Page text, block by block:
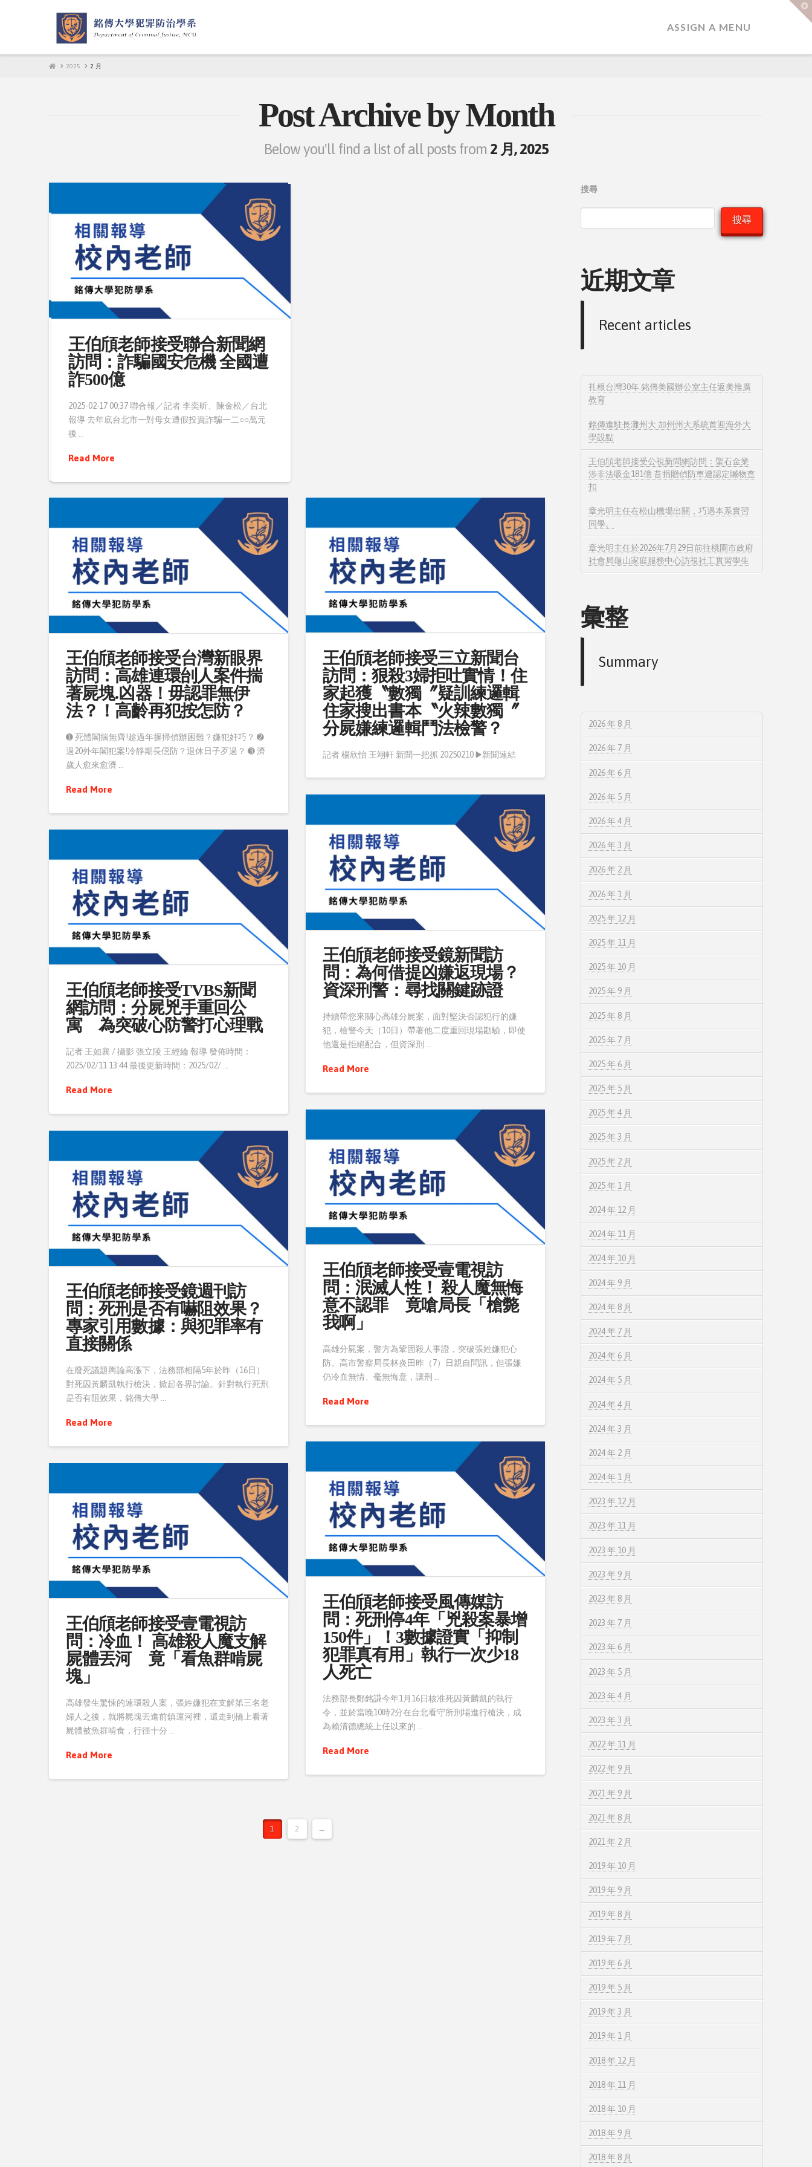
ASSIGN A MENU
HOME
2025 2 月
Post Archive by Month
Below you'll find a list of all posts from 2 月, 2025
王伯頎老師接受八大民生新
聞訪問：詐騙成國安危機 誆
投資貓空民宿
台灣詐騙猖獗，手法層出不窮，現在又傳出新招數！新
北市有名男子，日前誆稱要投資貓空民宿，邀約朋友一
起投資。朋友給了錢，沒想 …
Read More
王伯頎老師接受聯合新聞網
訪問：詐騙國安危機 全國遭
詐500億
2025-02-17 00:37 聯合報／記者 李奕昕、陳金松／台北
報導 去年底台北市一對母女遭假投資詐騙一二○○萬元
後 …
Read More
王伯頎老師接受台灣新眼界
訪問：高雄連環刣人案件揣
著屍塊.凶器！毋認罪無伊
法？！高齡再犯按怎防？
➊ 死體閣揣無齊!趁過年摒掃偵辦困難？嫌犯奸巧？ ➋
過20外年閣犯案!冷靜期長僫防？退休日子歹過？ ➌ 濟
歲人愈來愈濟 …
Read More
王伯頎老師接受三立新聞台
訪問：狠殺3婦拒吐實情！住
家起獲〝數獨〞疑訓練邏輯
住家搜出書本〝火辣數獨〞
分屍嫌練邏輯鬥法檢警？
記者 楊欣怡 王翊軒 新聞一把抓 20250210 ▶️新聞連結
王伯頎老師接受鏡新聞訪
問：為何借提凶嫌返現場？
資深刑警：尋找關鍵跡證
持續帶您來關心高雄分屍案，面對堅決否認犯行的嫌
犯，檢警今天（10日）帶著他二度重回現場勘驗，即使
他還是拒絕配合，但資深刑 …
Read More
王伯頎老師接受TVBS新聞
網訪問：分屍兇手重回公
寓 為突破心防警打心理戰
記者 王如襄 / 攝影 張立陵 王經綸 報導 發佈時間：
2025/02/11 13:44 最後更新時間：2025/02/ …
Read More
王伯頎老師接受壹電視訪
問：泯滅人性！ 殺人魔無悔
意不認罪 竟嗆局長「槍斃
我啊」
高雄分屍案，警方為鞏固殺人事證，突破張姓嫌犯心
防。高市警察局長林炎田昨（7）日親自問訊，但張嫌
仍冷血無情、毫無悔意，讓刑 …
Read More
王伯頎老師接受鏡週刊訪
問：死刑是否有嚇阻效果？
專家引用數據：與犯罪率有
直接關係
在廢死議題輿論高漲下，法務部相隔5年於昨（16日）
對死囚黃麟凱執行槍決，掀起各界討論。針對執行死刑
是否有阻效果，銘傳大學 …
Read More
王伯頎老師接受風傳媒訪
問：死刑停4年「兇殺案暴增
150件」！3數據證實「抑制
犯罪真有用」執行一次少18
人死亡
法務部長鄭銘謙今年1月16日核准死囚黃麟凱的執行
令，並於當晚10時2分在台北看守所刑場進行槍決，成
為賴清德總統上任以來的 …
Read More
王伯頎老師接受壹電視訪
問：冷血！ 高雄殺人魔支解
屍體丟河 竟「看魚群啃屍
塊」
高雄發生驚悚的連環殺人案，張姓嫌犯在支解第三名老
婦人之後，就將屍塊丟進前鎮運河裡，還走到橋上看著
屍體被魚群啃食，行徑十分 …
Read More
1 2 →
搜尋
搜尋
近期文章
Recent articles
扎根台灣30年 銘傳美國辦公室主任返美推廣
教育
銘傳進駐長灘州大 加州州大系統首迎海外大
學設點
王伯頎老師接受公視新聞網訪問：聖石金業
涉非法吸金181億 昔捐贈偵防車遭認定贓物查
扣
章光明主任在松山機場出關，巧遇本系實習
同學。
章光明主任於2026年7月29日前往桃園市政府
社會局龜山家庭服務中心訪視社工實習學生
彙整
Summary
2026 年 8 月
2026 年 7 月
2026 年 6 月
2026 年 5 月
2026 年 4 月
2026 年 3 月
2026 年 2 月
2026 年 1 月
2025 年 12 月
2025 年 11 月
2025 年 10 月
2025 年 9 月
2025 年 8 月
2025 年 7 月
2025 年 6 月
2025 年 5 月
2025 年 4 月
2025 年 3 月
2025 年 2 月
2025 年 1 月
2024 年 12 月
2024 年 11 月
2024 年 10 月
2024 年 9 月
2024 年 8 月
2024 年 7 月
2024 年 6 月
2024 年 5 月
2024 年 4 月
2024 年 3 月
2024 年 2 月
2024 年 1 月
2023 年 12 月
2023 年 11 月
2023 年 10 月
2023 年 9 月
2023 年 8 月
2023 年 7 月
2023 年 6 月
2023 年 5 月
2023 年 4 月
2023 年 3 月
2022 年 11 月
2022 年 9 月
2021 年 9 月
2021 年 8 月
2021 年 2 月
2019 年 10 月
2019 年 9 月
2019 年 8 月
2019 年 7 月
2019 年 6 月
2019 年 5 月
2019 年 3 月
2019 年 1 月
2018 年 12 月
2018 年 11 月
2018 年 10 月
2018 年 9 月
2018 年 8 月